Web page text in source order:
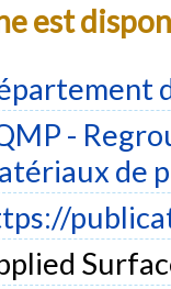
est
-
de